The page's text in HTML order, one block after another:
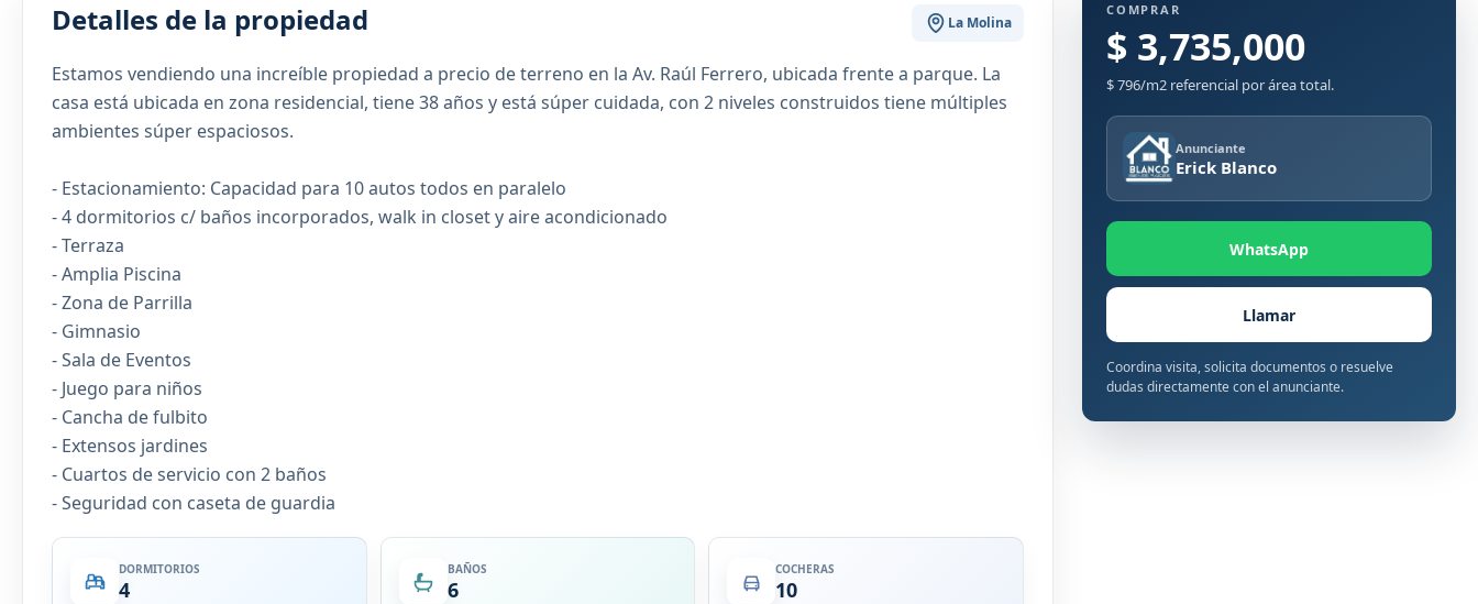
Detalles de la propiedad La Molina
Estamos vendiendo una increíble propiedad a precio de terreno en la Av. Raúl Ferrero, ubicada frente a parque. La
casa está ubicada en zona residencial, tiene 38 años y está súper cuidada, con 2 niveles construidos tiene múltiples
ambientes súper espaciosos.
- Estacionamiento: Capacidad para 10 autos todos en paralelo
- 4 dormitorios c/ baños incorporados, walk in closet y aire acondicionado
- Terraza
- Amplia Piscina
- Zona de Parrilla
- Gimnasio
- Sala de Eventos
- Juego para niños
- Cancha de fulbito
- Extensos jardines
- Cuartos de servicio con 2 baños
- Seguridad con caseta de guardia
DORMITORIOS
4
BAÑOS
6
COCHERAS
10
COMPRAR
$ 3,735,000
$ 796/m2 referencial por área total.
Anunciante
Erick Blanco
WhatsApp
Llamar
Coordina visita, solicita documentos o resuelve
dudas directamente con el anunciante.